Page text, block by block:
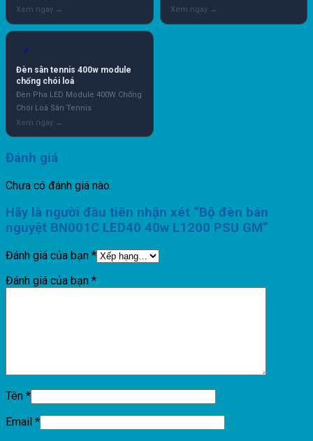
✓
Đèn sân tennis 400w module
chống chói loá
Đèn Pha LED Module 400W Chống
Chói Loá Sân Tennis
Đánh giá
Chưa có đánh giá nào.
Hãy là người đầu tiên nhận xét “Bộ đèn bán
nguyệt BN001C LED40 40w L1200 PSU GM”
Đánh giá của bạn *
Đánh giá của bạn *
Tên *
Email *